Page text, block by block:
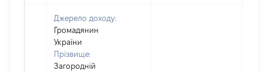
Джерело доходу:
Громадянин
України
Прізвище:
Загородній